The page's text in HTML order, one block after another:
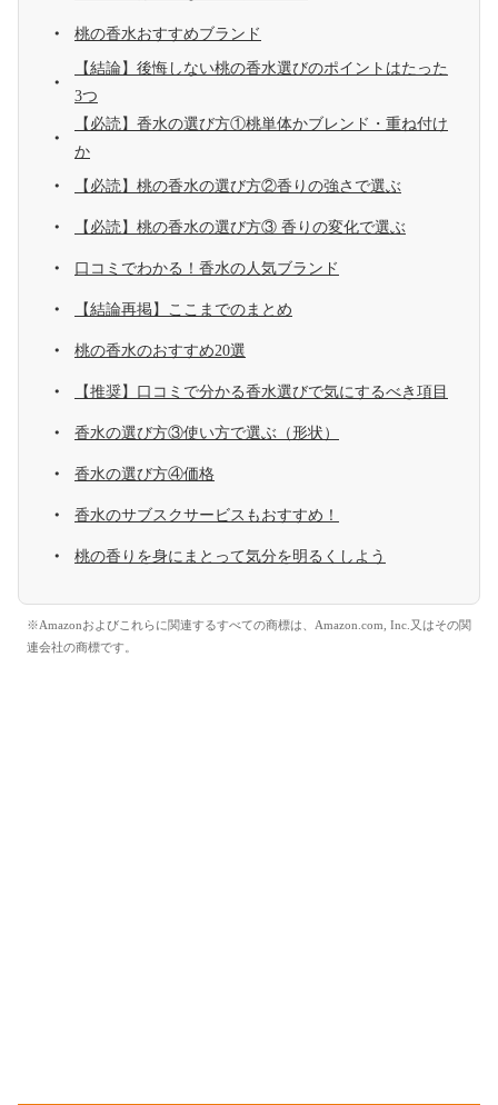
桃の香水おすすめブランド
【結論】後悔しない桃の香水選びのポイントはたった
3つ
【必読】香水の選び方①桃単体かブレンド・重ね付け
か
【必読】桃の香水の選び方②香りの強さで選ぶ
【必読】桃の香水の選び方③ 香りの変化で選ぶ
口コミでわかる！香水の人気ブランド
【結論再掲】ここまでのまとめ
桃の香水のおすすめ20選
【推奨】口コミで分かる香水選びで気にするべき項目
香水の選び方③使い方で選ぶ（形状）
香水の選び方④価格
香水のサブスクサービスもおすすめ！
桃の香りを身にまとって気分を明るくしよう
※Amazonおよびこれらに関連するすべての商標は、Amazon.com, Inc.又はその関
連会社の商標です。